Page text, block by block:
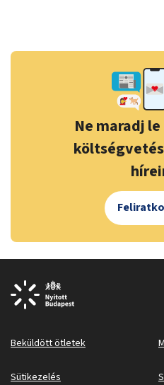
Ne maradj
Beküldött ötletek
Sütikezelés